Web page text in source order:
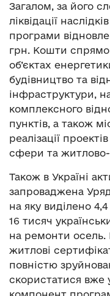
Загалом, за його
ліквідації
програми
грн. Кошти
об’єктах
будівництво та
інфраструктури,
комплексного
пунктів, а також
реалізації
сфери та житлово-
Також в Україні
запроваджена
на яку виділено
16 тисяч
на ремонти осель.
житлові
повністю
скористатися вже